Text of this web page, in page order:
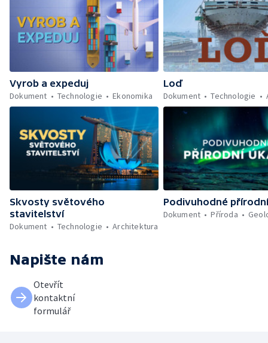
Vyrob a expeduj
Dokument
Technologie Ekonomika
Loď
Dokument
Technologie
Skvosty světového
stavitelství
Dokument
Technologie Architektura
Podivuhodné
Dokument
Příroda
Napište nám
Otevřít
kontaktní
formulář